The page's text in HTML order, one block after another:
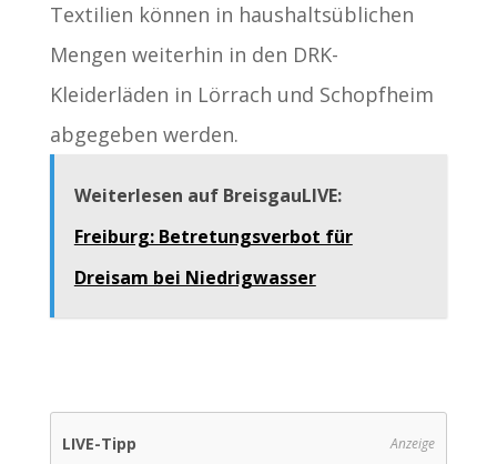
Textilien können in haushaltsüblichen
Mengen weiterhin in den DRK-
Kleiderläden in Lörrach und Schopfheim
abgegeben werden.
Weiterlesen auf BreisgauLIVE:
Freiburg: Betretungsverbot für
Dreisam bei Niedrigwasser
LIVE-Tipp Anzeige